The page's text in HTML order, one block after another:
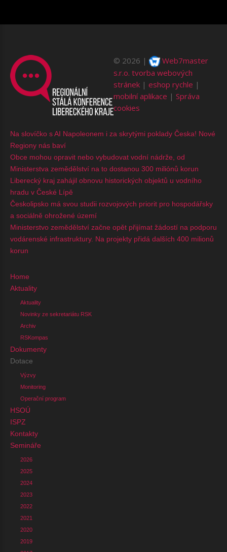
© 2026
Web7master
s.r.o. tvorba webových
stránek | eshop rychle |
mobilní aplikace | Správa
cookies
Na slovíčko s AI Napoleonem i za skrytými poklady Česka! Nové
Regiony nás baví
Obce mohou opravit nebo vybudovat vodní nádrže, od
Ministerstva zemědělství na to dostanou 300 miliónů korun
Liberecký kraj zahájil obnovu historických objektů u vodního
hradu v České Lípě
Českolipsko má svou studii rozvojových priorit pro hospodářsky
a sociálně ohrožené území
Ministerstvo zemědělství začne opět přijímat žádostí na podporu
vodárenské infrastruktury. Na projekty přidá dalších 400 milionů
korun
Home
Aktuality
Aktuality
Novinky ze sekretariátu RSK
Archiv
RSKompas
Dokumenty
Dotace
Výzvy
Monitoring
Operační program
HSOÚ
ISPZ
Kontakty
Semináře
2026
2025
2024
2023
2022
2021
2020
2019